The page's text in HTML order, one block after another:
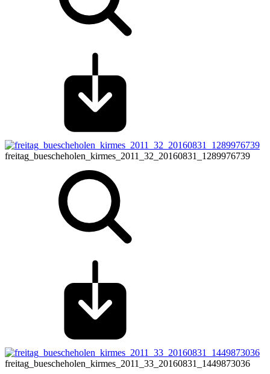
freitag_buescheholen_kirmes_2011_32_20160831_1289976739
freitag_buescheholen_kirmes_2011_33_20160831_1449873036